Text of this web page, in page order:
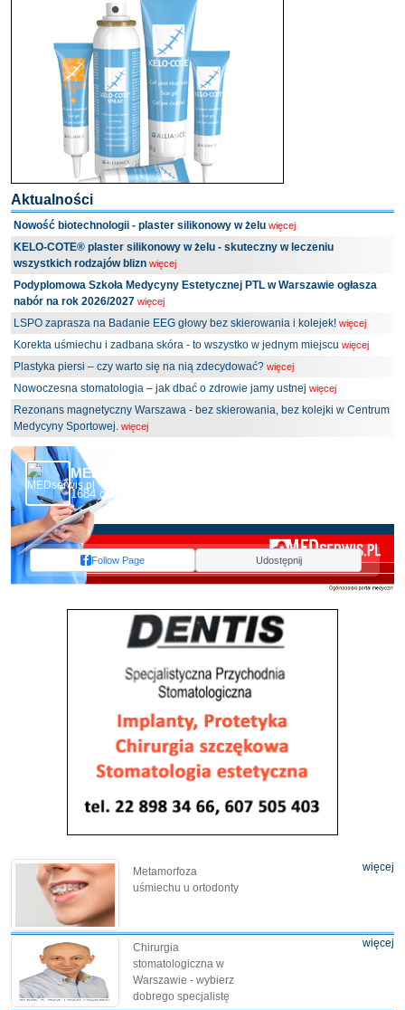
Aktualności
Nowość biotechnologii - plaster silikonowy w żelu więcej
KELO-COTE® plaster silikonowy w żelu - skuteczny w leczeniu
wszystkich rodzajów blizn więcej
Podyplomowa Szkoła Medycyny Estetycznej PTL w Warszawie ogłasza
nabór na rok 2026/2027 więcej
LSPO zaprasza na Badanie EEG głowy bez skierowania i kolejek! więcej
Korekta uśmiechu i zadbana skóra - to wszystko w jednym miejscu więcej
Plastyka piersi – czy warto się na nią zdecydować? więcej
Nowoczesna stomatologia – jak dbać o zdrowie jamy ustnej więcej
Rezonans magnetyczny Warszawa - bez skierowania, bez kolejki w Centrum
Medycyny Sportowej. więcej
MEDserwis.pl - Ogólnopolski Portal Medyczny
1684 obserwujących
Follow Page Udostępnij
Metamorfoza
uśmiechu u ortodonty
więcej
Chirurgia
stomatologiczna w
Warszawie - wybierz
dobrego specjalistę
więcej